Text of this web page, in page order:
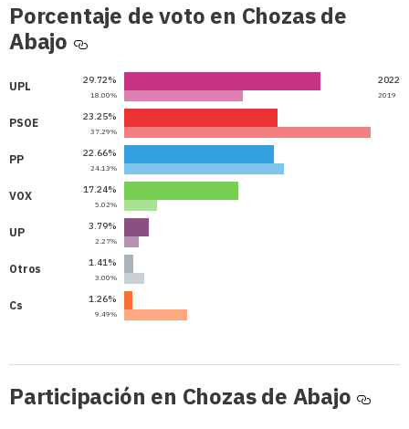
Porcentaje de voto en Chozas de
Abajo Porcentaje
voto
en
Chozas
de
Abajo
UPL 29.72%
18.00%
2022
2019
PSOE 23.25%
37.29%
PP 22.66%
24.13%
VOX 17.24%
5.02%
UP 3.79%
2.27%
Otros 1.41%
3.00%
Cs 1.26%
9.49%
Participación en Chozas de Abajo